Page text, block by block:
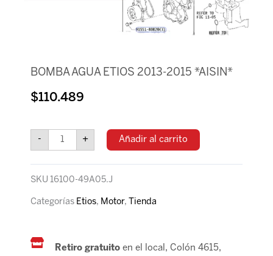
BOMBA AGUA ETIOS 2013-2015 *AISIN*
$110.489
-
AGUA
ETIOS
2015
*AISIN*
cantidad
+ Añadir al carrito
SKU 16100-49A05.J
Categorías Etios, Motor, Tienda
Retiro gratuito en el local, Colón 4615,